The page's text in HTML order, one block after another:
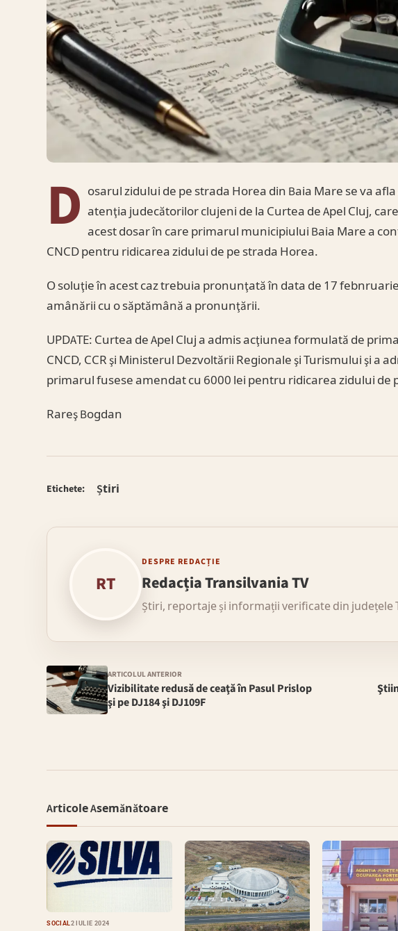
D osarul zidului de pe strada Horea din Baia Mare se va
atenţia judecătorilor clujeni de la Curtea de Apel Cluj,
acest dosar în care primarul municipiului Baia Mare a
CNCD pentru ridicarea zidului de pe strada Horea.
O soluţie în acest caz trebuia pronunţată în data de 17
amânării cu o săptămână a pronunţării.
UPDATE: Curtea de Apel Cluj a admis acţiunea formulată de
CNCD, CCR şi Ministerul Dezvoltării Regionale şi Turismului şi a
primarul fusese amendat cu 6000 lei pentru ridicarea zidului de
Rareş Bogdan
Etichete: Știri
RT
DESPRE REDACȚIE
Redacția Transilvania TV
Știri, reportaje și informații verificate din județele
ARTICOLUL ANTERIOR
Vizibilitate redusă de ceaţă în Pasul Prislop
şi pe DJ184 şi DJ109F
Articole Asemănătoare
SOCIAL2 IULIE 2024